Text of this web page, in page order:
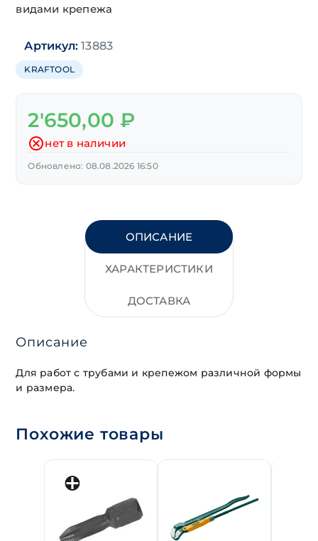
видами крепежа
Артикул: 13883
KRAFTOOL
2'650,00₽
нет в наличии
Обновлено: 08.08.2026 16:50
ОПИСАНИЕ
ХАРАКТЕРИСТИКИ
ДОСТАВКА
Описание
Для работ с трубами и крепежом различной формы
и размера.
Похожие товары